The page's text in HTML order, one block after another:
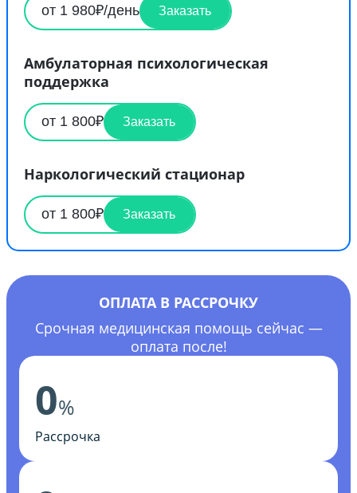
от 1 980₽/день Заказать
Амбулаторная психологическая
поддержка
от 1 800₽ Заказать
Наркологический стационар
от 1 800₽ Заказать
ОПЛАТА В РАССРОЧКУ
Срочная медицинская помощь сейчас —
оплата после!
0%
Рассрочка